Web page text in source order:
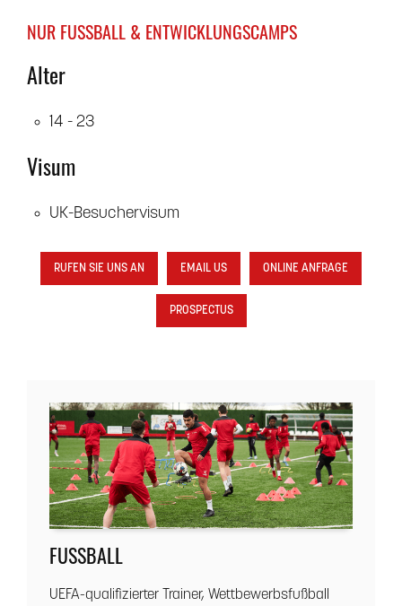
NUR FUSSBALL & ENTWICKLUNGSCAMPS
Alter
14 - 23
Visum
UK-Besuchervisum
RUFEN SIE UNS AN EMAIL US ONLINE ANFRAGE
PROSPECTUS
FUSSBALL
UEFA-qualifizierter Trainer, Wettbewerbsfußball